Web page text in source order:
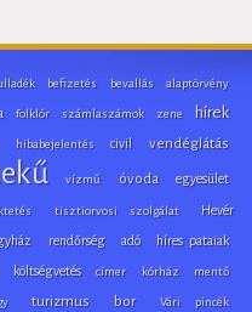
befizetés bevallás alaptörvény
folklór számlaszámok zene hírek
hibabejelentés civil vendéglátás
vízmű óvoda egyesület
tisztiorvosi szolgálat Hevér
rendőrség adó híres pataiak
költségvetés címer kórház mentő
turizmus bor Vári pincék